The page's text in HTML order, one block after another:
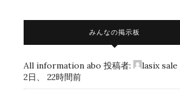
みんなの掲示板
All information abo 投稿者:
lasix sale
2日、 22時間前